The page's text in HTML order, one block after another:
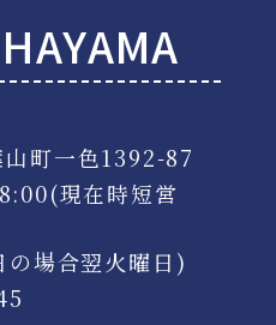
町一色1392-87
現在時短営
の場合翌火曜日)